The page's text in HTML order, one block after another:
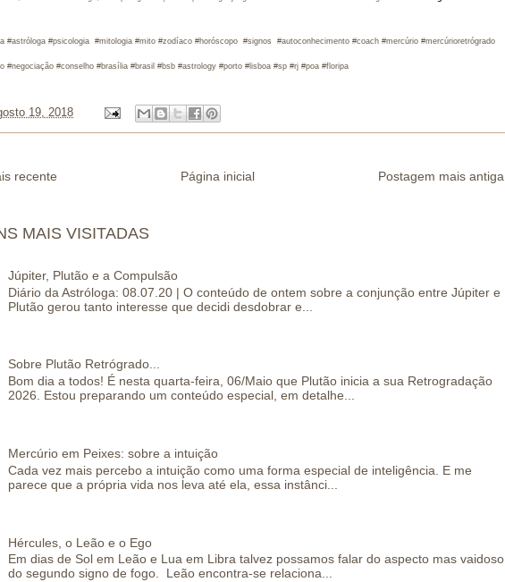
#astróloga #psicologia #mitologia #mito #zodíaco #horóscopo #signos #autoconhecimento #coach #mercúrio #mercúrioretrógrado
#negociação #conselho #brasília #brasil #bsb #astrology #porto #lisboa #sp #rj #poa #floripa
19, 2018
recente Postagem mais antiga
Página inicial
MAIS VISITADAS
Júpiter, Plutão e a Compulsão
Diário da Astróloga: 08.07.20 | O conteúdo de ontem sobre a conjunção entre Júpiter e
Plutão gerou tanto interesse que decidi desdobrar e...
Sobre Plutão Retrógrado...
Bom dia a todos! É nesta quarta-feira, 06/Maio que Plutão inicia a sua Retrogradação
2026. Estou preparando um conteúdo especial, em detalhe...
Mercúrio em Peixes: sobre a intuição
Cada vez mais percebo a intuição como uma forma especial de inteligência. E me
parece que a própria vida nos leva até ela, essa instânci...
Hércules, o Leão e o Ego
Em dias de Sol em Leão e Lua em Libra talvez possamos falar do aspecto mas vaidoso
do segundo signo de fogo. Leão encontra-se relaciona...